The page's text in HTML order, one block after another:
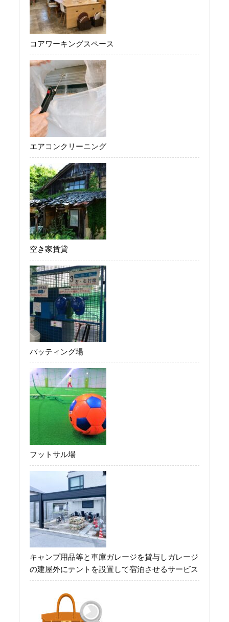
コアワーキングスペース
エアコンクリーニング
空き家賃貸
バッティング場
フットサル場
キャンプ用品等と車庫ガレージを貸与しガレージ
の建屋外にテントを設置して宿泊させるサービス